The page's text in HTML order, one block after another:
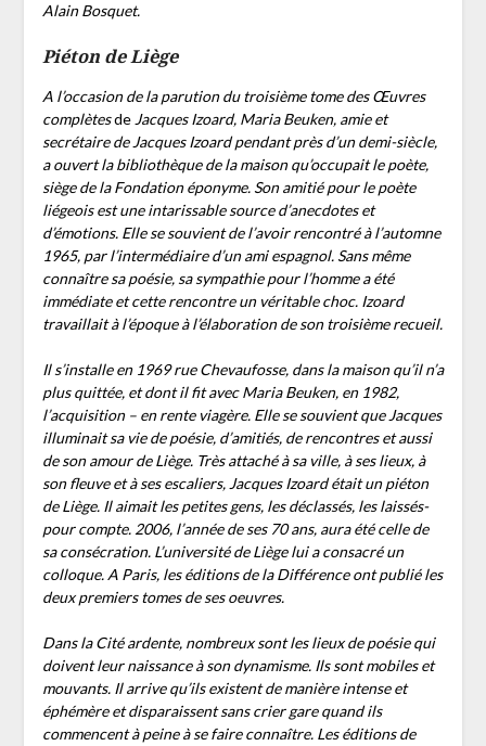
Alain Bosquet.
Piéton de Liège
A l’occasion de la parution du troisième tome des Œuvres
complètesdeJacques Izoard, Maria Beuken, amie et
secrétaire de Jacques Izoard pendant près d’un demi-siècle,
a ouvert la bibliothèque de la maison qu’occupait le poète,
siège de la Fondation éponyme. Son amitié pour le poète
liégeois est une intarissable source d’anecdotes et
d’émotions. Elle se souvient de l’avoir rencontré à l’automne
1965, par l’intermédiaire d’un ami espagnol. Sans même
connaître sa poésie, sa sympathie pour l’homme a été
immédiate et cette rencontre un véritable choc. Izoard
travaillait à l’époque à l’élaboration de son troisième recueil.
Il s’installe en 1969 rue Chevaufosse, dans la maison qu’il n’a
plus quittée, et dont il fit avec Maria Beuken, en 1982,
l’acquisition – en rente viagère. Elle se souvient que Jacques
illuminait sa vie de poésie, d’amitiés, de rencontres et aussi
de son amour de Liège. Très attaché à sa ville, à ses lieux, à
son fleuve et à ses escaliers, Jacques Izoard était un piéton
de Liège. Il aimait les petites gens, les déclassés, les laissés-
pour compte. 2006, l’année de ses 70 ans, aura été celle de
sa consécration. L’université de Liège lui a consacré un
colloque. A Paris, les éditions de la Différence ont publié les
deux premiers tomes de ses oeuvres.
Dans la Cité ardente, nombreux sont les lieux de poésie qui
doivent leur naissance à son dynamisme. Ils sont mobiles et
mouvants. Il arrive qu’ils existent de manière intense et
éphémère et disparaissent sans crier gare quand ils
commencent à peine à se faire connaître. Les éditions de